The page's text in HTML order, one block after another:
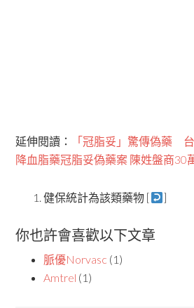
延伸閱讀：
「冠脂妥」驚傳偽藥
降血脂藥冠脂妥偽藥案 陳姓盤商30
健保統計為該類藥物 [ ]
你也許會喜歡以下文章
脈優Norvasc (1)
Amtrel (1)